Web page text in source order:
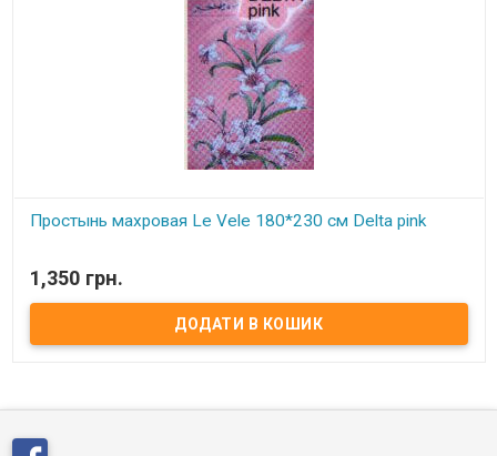
Простынь махровая Le Vele 180*230 см Delta pink
Махровая простынь с жаккардовым рисунком.
Махра с внешней и внутренней стороны.
Производитель:Le Vele (Турция).
1,350 грн.